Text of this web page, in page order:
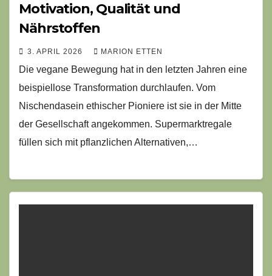
Motivation, Qualität und
Nährstoffen
3. APRIL 2026 MARION ETTEN
Die vegane Bewegung hat in den letzten Jahren eine
beispiellose Transformation durchlaufen. Vom
Nischendasein ethischer Pioniere ist sie in der Mitte
der Gesellschaft angekommen. Supermarktregale
füllen sich mit pflanzlichen Alternativen,…